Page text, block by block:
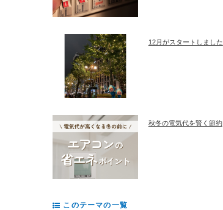
12月がスタートしました
秋冬の電気代を賢く節約
このテーマの一覧